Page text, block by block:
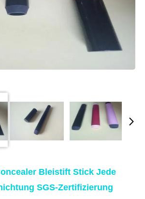
Bleistift Stick Jede
SGS-Zertifizierung